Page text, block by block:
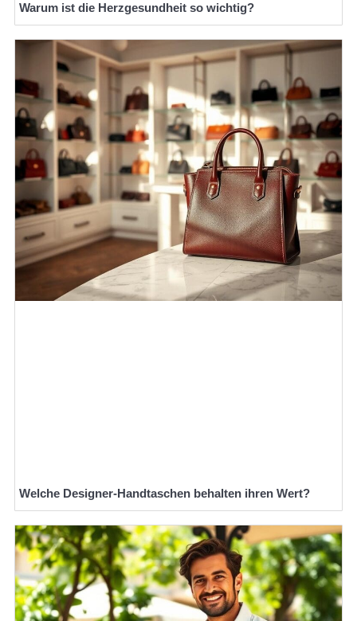
Warum ist die Herzgesundheit so wichtig?
Welche Designer-Handtaschen behalten ihren Wert?